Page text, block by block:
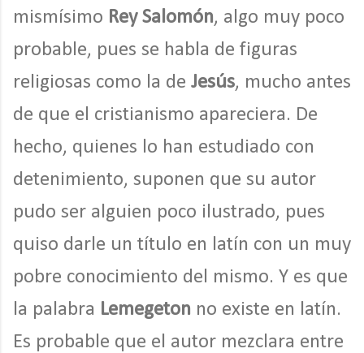
mismísimo Rey Salomón, algo muy poco
probable, pues se habla de figuras
religiosas como la de Jesús, mucho antes
de que el cristianismo apareciera. De
hecho, quienes lo han estudiado con
detenimiento, suponen que su autor
pudo ser alguien poco ilustrado, pues
quiso darle un título en latín con un muy
pobre conocimiento del mismo. Y es que
la palabra Lemegeton no existe en latín.
Es probable que el autor mezclara entre